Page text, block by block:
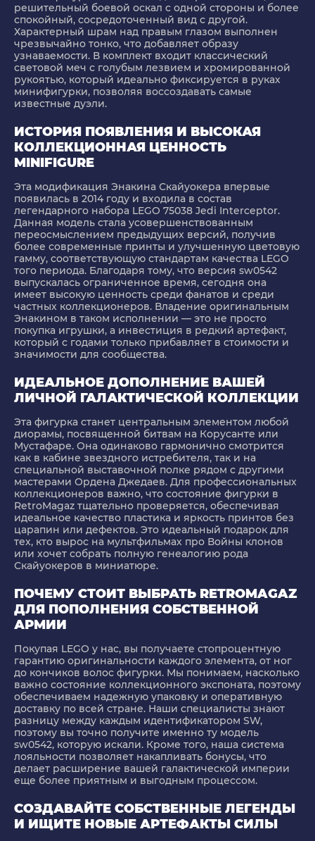
решительный боевой оскал с одной стороны и более
спокойный, сосредоточенный вид с другой.
Характерный шрам над правым глазом выполнен
чрезвычайно тонко, что добавляет образу
узнаваемости. В комплект входит классический
световой меч с голубым лезвием и хромированной
рукоятью, который идеально фиксируется в руках
минифигурки, позволяя воссоздавать самые
известные дуэли.
ИСТОРИЯ ПОЯВЛЕНИЯ И ВЫСОКАЯ
КОЛЛЕКЦИОННАЯ ЦЕННОСТЬ
MINIFIGURE
Эта модификация Энакина Скайуокера впервые
появилась в 2014 году и входила в состав
легендарного набора LEGO 75038 Jedi Interceptor.
Данная модель стала усовершенствованным
переосмыслением предыдущих версий, получив
более современные принты и улучшенную цветовую
гамму, соответствующую стандартам качества LEGO
того периода. Благодаря тому, что версия sw0542
выпускалась ограниченное время, сегодня она
имеет высокую ценность среди фанатов и среди
частных коллекционеров. Владение оригинальным
Энакином в таком исполнении — это не просто
покупка игрушки, а инвестиция в редкий артефакт,
который с годами только прибавляет в стоимости и
значимости для сообщества.
ИДЕАЛЬНОЕ ДОПОЛНЕНИЕ ВАШЕЙ
ЛИЧНОЙ ГАЛАКТИЧЕСКОЙ КОЛЛЕКЦИИ
Эта фигурка станет центральным элементом любой
диорамы, посвященной битвам на Корусанте или
Мустафаре. Она одинаково гармонично смотрится
как в кабине звездного истребителя, так и на
специальной выставочной полке рядом с другими
мастерами Ордена Джедаев. Для профессиональных
коллекционеров важно, что состояние фигурки в
RetroMagaz тщательно проверяется, обеспечивая
идеальное качество пластика и яркость принтов без
царапин или дефектов. Это идеальный подарок для
тех, кто вырос на мультфильмах про Войны клонов
или хочет собрать полную генеалогию рода
Скайуокеров в миниатюре.
ПОЧЕМУ СТОИТ ВЫБРАТЬ RETROMAGAZ
ДЛЯ ПОПОЛНЕНИЯ СОБСТВЕННОЙ
АРМИИ
Покупая LEGO у нас, вы получаете стопроцентную
гарантию оригинальности каждого элемента, от ног
до кончиков волос фигурки. Мы понимаем, насколько
важно состояние коллекционного экспоната, поэтому
обеспечиваем надежную упаковку и оперативную
доставку по всей стране. Наши специалисты знают
разницу между каждым идентификатором SW,
поэтому вы точно получите именно ту модель
sw0542, которую искали. Кроме того, наша система
лояльности позволяет накапливать бонусы, что
делает расширение вашей галактической империи
еще более приятным и выгодным процессом.
СОЗДАВАЙТЕ СОБСТВЕННЫЕ ЛЕГЕНДЫ
И ИЩИТЕ НОВЫЕ АРТЕФАКТЫ СИЛЫ